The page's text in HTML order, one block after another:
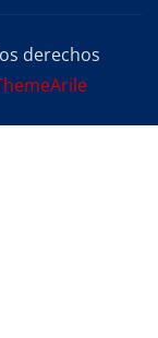
derechos